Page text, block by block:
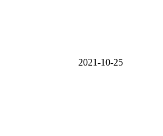
2021-10-25